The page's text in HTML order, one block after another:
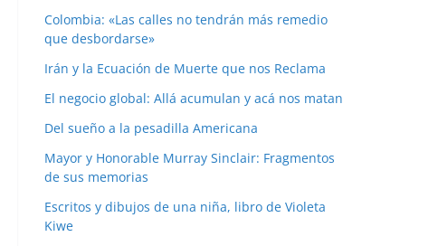
Colombia: «Las calles no tendrán más remedio
que desbordarse»
Irán y la Ecuación de Muerte que nos Reclama
El negocio global: Allá acumulan y acá nos matan
Del sueño a la pesadilla Americana
Mayor y Honorable Murray Sinclair: Fragmentos
de sus memorias
Escritos y dibujos de una niña, libro de Violeta
Kiwe